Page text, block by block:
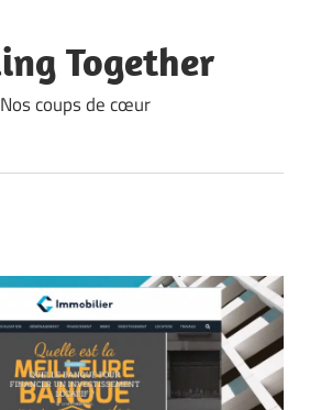
Together
Nos coups de cœur